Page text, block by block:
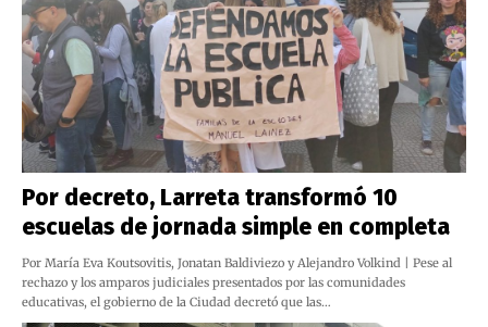
Por decreto, Larreta transformó 10
escuelas de jornada simple en completa
Por María Eva Koutsovitis, Jonatan Baldiviezo y Alejandro Volkind | Pese al
rechazo y los amparos judiciales presentados por las comunidades
educativas, el gobierno de la Ciudad decretó que las…